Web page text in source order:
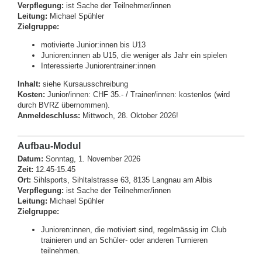
Verpflegung: ist Sache der Teilnehmer/innen
Leitung: Michael Spühler
Zielgruppe:
motivierte Junior:innen bis U13
Junioren:innen ab U15, die weniger als Jahr ein spielen
Interessierte Juniorentrainer:innen
Inhalt: siehe Kursausschreibung
Kosten: Junior/innen: CHF 35.- / Trainer/innen: kostenlos (wird
durch BVRZ übernommen).
Anmeldeschluss: Mittwoch, 28. Oktober 2026!
Aufbau-Modul
Datum: Sonntag, 1. November 2026
Zeit: 12.45-15.45
Ort: Sihlsports, Sihltalstrasse 63, 8135 Langnau am Albis
Verpflegung: ist Sache der Teilnehmer/innen
Leitung: Michael Spühler
Zielgruppe:
Junioren:innen, die motiviert sind, regelmässig im Club
trainieren und an Schüler- oder anderen Turnieren
teilnehmen.